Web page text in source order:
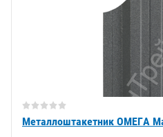
Металлоштакетник ОМЕГА